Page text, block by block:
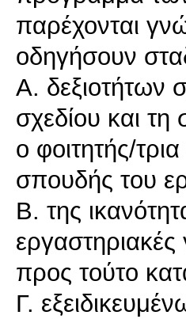
παρέχονται
οδηγήσουν
Α. δεξιοτήτων
σχεδίου και
ο φοιτητής/
σπουδής του
Β. της
εργαστηριακές
προς τούτο
Γ.